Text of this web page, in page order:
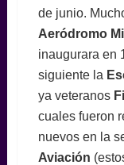
de junio.
Aeródromo
inaugurara en
siguiente la
ya veteranos
cuales fueron
nuevos en la
Aviación